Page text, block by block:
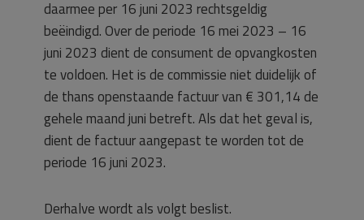
daarmee per 16 juni 2023 rechtsgeldig
beëindigd. Over de periode 16 mei 2023 – 16
juni 2023 dient de consument de opvangkosten
te voldoen. Het is de commissie niet duidelijk of
de thans openstaande factuur van € 301,14 de
gehele maand juni betreft. Als dat het geval is,
dient de factuur aangepast te worden tot de
periode 16 juni 2023.
Derhalve wordt als volgt beslist.